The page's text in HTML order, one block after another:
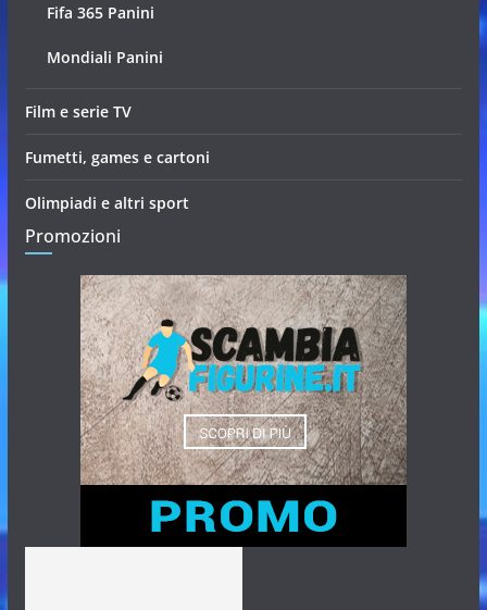
Fifa 365 Panini
Mondiali Panini
Film e serie TV
Fumetti, games e cartoni
Olimpiadi e altri sport
Promozioni